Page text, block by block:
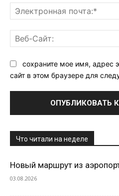
сохраните мое имя, адрес
сайт в этом браузере для
Что читали на неделе
Новый маршрут из
03.08.2026